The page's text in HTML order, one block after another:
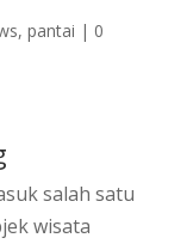
, pantai | 0
salah satu
wisata